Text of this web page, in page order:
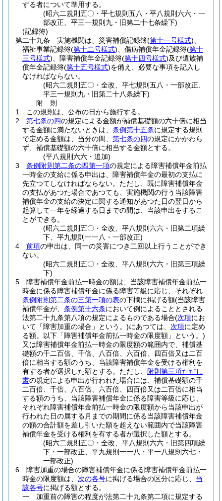
する者について準用する。
(昭六二規則五〇・平七規則五八・平八規則六六・一
部改正、平三一規則九・旧第二十七条繰下)
(記録簿)
第二十九条
実施機関は、災害補償記録簿(第十一号様式)
福祉事業記録簿(第十二号様式) 、傷病補償年金記録簿(第十
三号様式) 、障害補償年金記録簿(第十四号様式)及び遺族補
償年金記録簿(第十五号様式)を備え、必要な事項を記入し
なければならない。
(昭六二規則五〇・全改、平七規則五八・一部改正、
平三一規則九・旧第二十八条繰下)
附 則
1
この規則は、公布の日から施行する。
2
第七条の四の規定による金額が補償基礎額の六十倍に相当
する金額に満たないときは、 条例第十五条に規定する規則
で定める金額は、当分の間、 第七条の四の規定にかかわら
ず、補償基礎額の六十倍に相当する金額とする。
(平八規則六六・追加)
3
条例附則第二条の四第一項の規定による障害補償年金前払
一時金の支給に係る申出は、障害補償年金の最初の支払に
先立つてしなければならない。 ただし、既に障害補償年金
の支払があつた場合であつても、実施機関の行う当該障害
補償年金の支給の決定に関する通知があつた日の翌日から
起算して一年を経過する日までの間は、当該申出をするこ
とができる。
(昭六二規則五〇・全改、平八規則六六・旧第二項繰
下、平九規則一一八・一部改正)
4
前項の申出は、同一の災害につき二回以上行うことができ
ない。
(昭六二規則五〇・全改、平八規則六六・旧第三項繰
下)
5
障害補償年金前払一時金の額は、当該障害補償年金前払一
時金に係る障害補償年金に係る障害等級に応じ、それぞれ
条例附則第二条の三第一項の表の下欄に掲げる額(当該障害
補償年金が、 条例第十六条において例によることとされる
法第二十九条第八項の規定によるものである場合(次項にお
いて「障害加重の場合」という。)にあつては、 次項に定め
る額。以下「障害補償年金前払一時金の限度額」という。)
又は障害補償年金前払一時金の限度額の範囲内で、補償基
礎額の千二百倍、千倍、八百倍、六百倍、四百倍又は二百
倍に相当する額のうち、当該障害補償年金を受ける権利を
有する者が選択した額とする。 ただし、
附則第三項ただし
書の規定による申出が行われた場合には、補償基礎額の千
二百倍、千倍、八百倍、六百倍、四百倍又は二百倍に相当
する額のうち、当該障害補償年金に係る障害等級に応じ、
それぞれ障害補償年金前払一時金の限度額から当該申出が
行われた日の属する月までの期間に係る当該障害補償年金
の額の合計額を差し引いた額を超えない範囲内で当該障害
補償年金を受ける権利を有する者が選択した額とする。
(昭六二規則五〇・全改、平八規則六六・旧第四項繰
下・一部改正、平九規則一一八・平一八規則六七・
一部改正)
6
障害加重の場合の障害補償年金に係る障害補償年金前払一
時金の限度額は、 次の各号に掲げる場合の区分に応じ、 当
該各号に掲げる額とする。
一
加重前の障害の程度が法第二十九条第二項に規定する